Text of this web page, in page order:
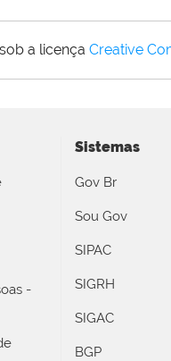
a licença Creative
-
Sistemas
Gov Br
Sou Gov
SIPAC
SIGRH
SIGAC
BGP